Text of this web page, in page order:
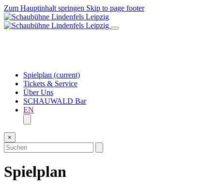
Zum Hauptinhalt springen Skip to page footer
Spielplan (current)
Tickets & Service
Über Uns
SCHAUWALD Bar
EN
×
Spielplan